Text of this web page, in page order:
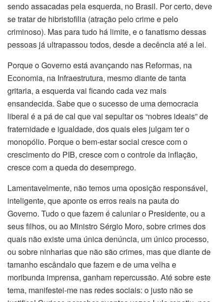
sendo assacadas pela esquerda, no Brasil. Por certo, deve
se tratar de hibristofilia (atração pelo crime e pelo
criminoso). Mas para tudo há limite, e o fanatismo dessas
pessoas já ultrapassou todos, desde a decência até a lei.
Porque o Governo está avançando nas Reformas, na
Economia, na Infraestrutura, mesmo diante de tanta
gritaria, a esquerda vai ficando cada vez mais
ensandecida. Sabe que o sucesso de uma democracia
liberal é a pá de cal que vai sepultar os “nobres ideais” de
fraternidade e igualdade, dos quais eles julgam ter o
monopólio. Porque o bem-estar social cresce com o
crescimento do PIB, cresce com o controle da inflação,
cresce com a queda do desemprego.
Lamentavelmente, não temos uma oposição responsável,
inteligente, que aponte os erros reais na pauta do
Governo. Tudo o que fazem é caluniar o Presidente, ou a
seus filhos, ou ao Ministro Sérgio Moro, sobre crimes dos
quais não existe uma única denúncia, um único processo,
ou sobre ninharias que não são crimes, mas que diante de
tamanho escândalo que fazem e de uma velha e
moribunda imprensa, ganham repercussão. Até sobre este
tema, manifestei-me nas redes sociais: o justo não se